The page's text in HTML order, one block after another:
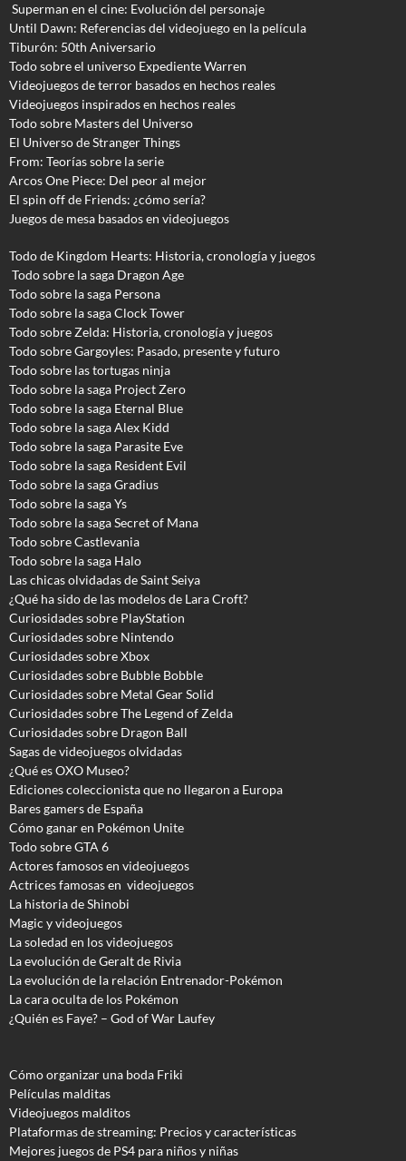
Superman en el cine: Evolución del personaje
Until Dawn: Referencias del videojuego en la película
Tiburón: 50th Aniversario
Todo sobre el universo Expediente Warren
Videojuegos de terror basados en hechos reales
Videojuegos inspirados en hechos reales
Todo sobre Masters del Universo
El Universo de Stranger Things
From: Teorías sobre la serie
Arcos One Piece: Del peor al mejor
El spin off de Friends: ¿cómo sería?
Juegos de mesa basados en videojuegos
Todo de Kingdom Hearts: Historia, cronología y juegos
Todo sobre la saga Dragon Age
Todo sobre la saga Persona
Todo sobre la saga Clock Tower
Todo sobre Zelda: Historia, cronología y juegos
Todo sobre Gargoyles: Pasado, presente y futuro
Todo sobre las tortugas ninja
Todo sobre la saga Project Zero
Todo sobre la saga Eternal Blue
Todo sobre la saga Alex Kidd
Todo sobre la saga Parasite Eve
Todo sobre la saga Resident Evil
Todo sobre la saga Gradius
Todo sobre la saga Ys
Todo sobre la saga Secret of Mana
Todo sobre Castlevania
Todo sobre la saga Halo
Las chicas olvidadas de Saint Seiya
¿Qué ha sido de las modelos de Lara Croft?
Curiosidades sobre PlayStation
Curiosidades sobre Nintendo
Curiosidades sobre Xbox
Curiosidades sobre Bubble Bobble
Curiosidades sobre Metal Gear Solid
Curiosidades sobre The Legend of Zelda
Curiosidades sobre Dragon Ball
Sagas de videojuegos olvidadas
¿Qué es OXO Museo?
Ediciones coleccionista que no llegaron a Europa
Bares gamers de España
Cómo ganar en Pokémon Unite
Todo sobre GTA 6
Actores famosos en videojuegos
Actrices famosas en videojuegos
La historia de Shinobi
Magic y videojuegos
La soledad en los videojuegos
La evolución de Geralt de Rivia
La evolución de la relación Entrenador-Pokémon
La cara oculta de los Pokémon
¿Quién es Faye? – God of War Laufey
Cómo organizar una boda Friki
Películas malditas
Videojuegos malditos
Plataformas de streaming: Precios y características
Mejores juegos de PS4 para niños y niñas